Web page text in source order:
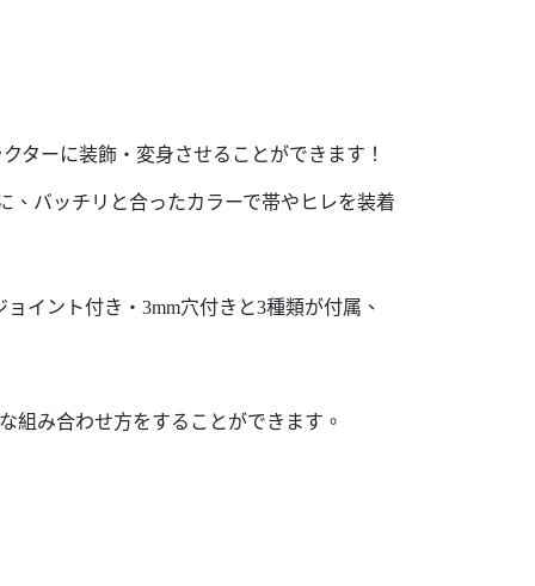
ターに装飾・変身させることができます！
、バッチリと合ったカラーで帯やヒレを装着
イント付き・3mm穴付きと3種類が付属、
組み合わせ方をすることができます。